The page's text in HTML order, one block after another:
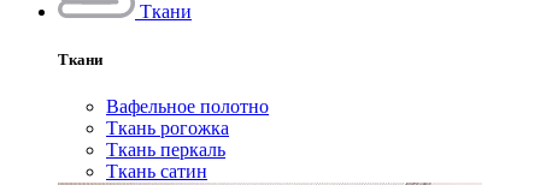
Ткани
Ткани
Вафельное полотно
Ткань рогожка
Ткань перкаль
Ткань сатин